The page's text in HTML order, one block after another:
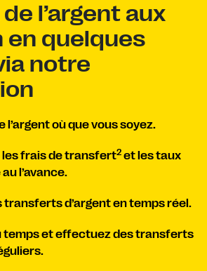
l’argent aux
en quelques
notre
l’argent où que vous soyez.
les frais de transfert2 et les taux
l’avance.
transferts d’argent en temps réel.
temps et effectuez des transferts